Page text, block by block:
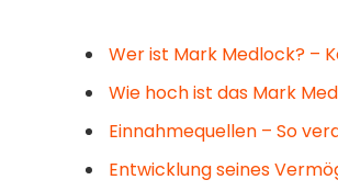
Wer ist Mark Medlock? –
Wie hoch ist das Mark
Einnahmequellen – So
Entwicklung seines